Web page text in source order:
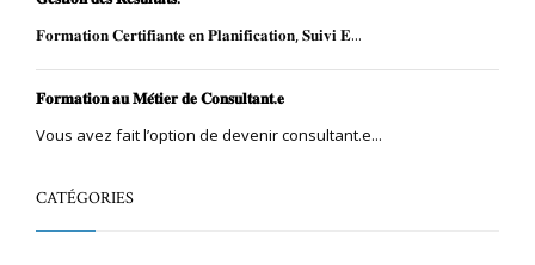
𝐅𝐨𝐫𝐦𝐚𝐭𝐢𝐨𝐧 𝐂𝐞𝐫𝐭𝐢𝐟𝐢𝐚𝐧𝐭𝐞 𝐞𝐧 𝐏𝐥𝐚𝐧𝐢𝐟𝐢𝐜𝐚𝐭𝐢𝐨𝐧, 𝐒𝐮𝐢𝐯𝐢 𝐄...
𝐅𝐨𝐫𝐦𝐚𝐭𝐢𝐨𝐧 𝐚𝐮 𝐌𝐞́𝐭𝐢𝐞𝐫 𝐝𝐞 𝐂𝐨𝐧𝐬𝐮𝐥𝐭𝐚𝐧𝐭.𝐞
Vous avez fait l’option de devenir consultant.e...
CATÉGORIES